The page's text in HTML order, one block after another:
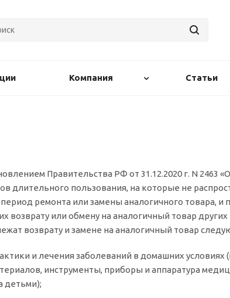
Компания Статьи
Правительства РФ от 31.12.2020 г. N
длительного пользования, на которые не
ремонта или замены аналогичного товара,
возврату или обмену на аналогичный товар
возврату и замене на аналогичный товар
и лечения заболеваний в домашних
инструменты, приборы и аппаратура
детьми);